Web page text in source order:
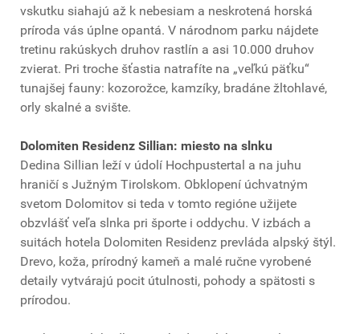
vskutku siahajú až k nebesiam a neskrotená horská
príroda vás úplne opantá. V národnom parku nájdete
tretinu rakúskych druhov rastlín a asi 10.000 druhov
zvierat. Pri troche šťastia natrafíte na „veľkú päťku“
tunajšej fauny: kozorožce, kamzíky, bradáne žltohlavé,
orly skalné a svište.
Dolomiten Residenz Sillian: miesto na slnku
Dedina Sillian leží v údolí Hochpustertal a na juhu
hraničí s Južným Tirolskom. Obklopení úchvatným
svetom Dolomitov si teda v tomto regióne užijete
obzvlášť veľa slnka pri športe i oddychu. V izbách a
suitách hotela Dolomiten Residenz prevláda alpský štýl.
Drevo, koža, prírodný kameň a malé ručne vyrobené
detaily vytvárajú pocit útulnosti, pohody a spätosti s
prírodou.